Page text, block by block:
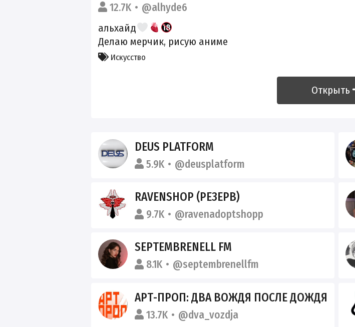
12.7K
@alhyde6
альхайд
Делаю мерчик, рисую аниме
Искусство
Открыть
DEUS PLATFORM
5.9K @deusplatform
RAVENSHOP (РЕЗЕРВ)
9.7K @ravenadoptshopp
SEPTEMBRENELL FM
8.1K @septembrenellfm
АРТ-ПРОП: ДВА ВОЖДЯ ПОСЛЕ ДОЖДЯ
13.7K @dva_vozdja